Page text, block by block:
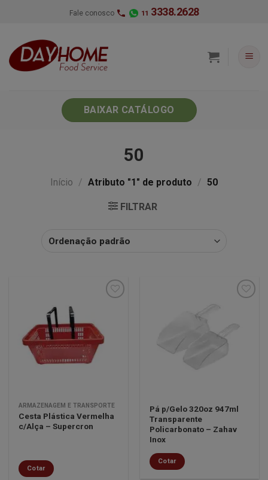
Fale conosco 11 3338.2628
BAIXAR CATÁLOGO
50
Início / Atributo "1" de produto / 50
FILTRAR
Minha
lista de
desejos
ARMAZENAGEM E TRANSPORTE
Cesta Plástica Vermelha
c/Alça – Supercron
Cotar
lista de
Pá p/Gelo 320oz 947ml
Transparente
Policarbonato – Zahav
Inox
Cotar